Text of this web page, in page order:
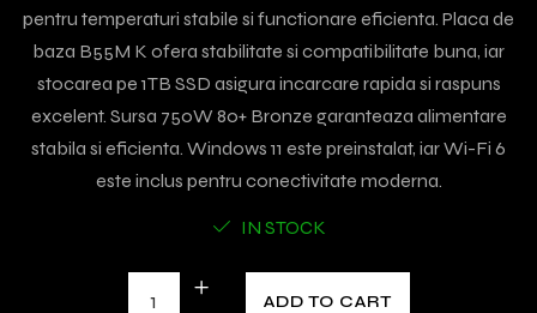
pentru temperaturi stabile si functionare eficienta. Placa de
baza B55M K ofera stabilitate si compatibilitate buna, iar
stocarea pe 1TB SSD asigura incarcare rapida si raspuns
excelent. Sursa 750W 80+ Bronze garanteaza alimentare
stabila si eficienta. Windows 11 este preinstalat, iar Wi-Fi 6
este inclus pentru conectivitate moderna.
IN STOCK
ADD TO CART